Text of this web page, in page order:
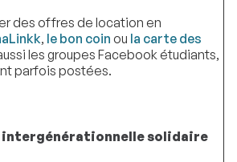
des offres de location en
, le bon coin ou la carte des
les groupes Facebook étudiants,
parfois postées.
intergénérationnelle solidaire